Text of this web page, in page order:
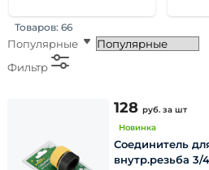
Товаров: 66
Популярные
Фильтр
128 руб. за шт
Новинка
Соединитель
внутр.резьба 3/